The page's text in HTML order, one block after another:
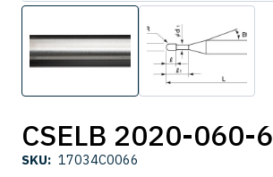
CSELB 2020-060-6
SKU: 17034C0066